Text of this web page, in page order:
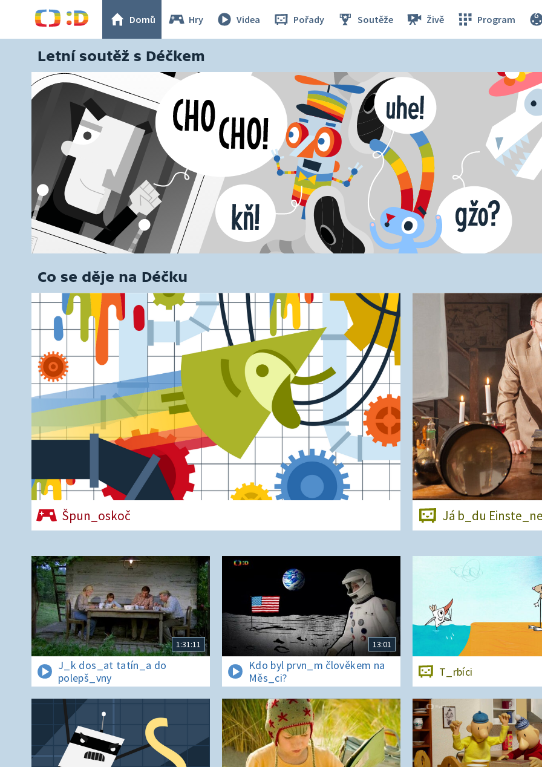
Domů Hry Videa Pořady Soutěže Živě Program
Letní soutěž s Déčkem
Co se děje na Déčku
Špun_oskoč Já b_du
1:31:11
J_k dos_at tatín_a do
polepš_vny
13:01
Kdo byl prvn_m člověkem na
Měs_ci?
T_rbíci